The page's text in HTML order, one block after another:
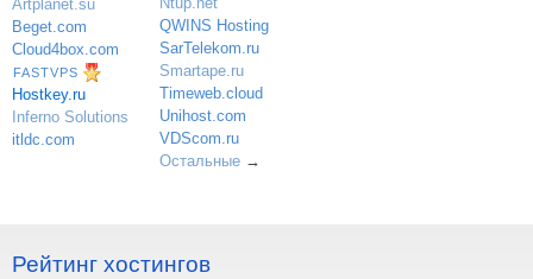
Artplanet.su
Beget.com
Cloud4box.com
FASTVPS
Hostkey.ru
Inferno Solutions
itldc.com
QWINS Hosting
SarTelekom.ru
Smartape.ru
Timeweb.cloud
Unihost.com
VDScom.ru
Остальные→
Рейтинг хостингов